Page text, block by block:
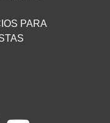
PARA